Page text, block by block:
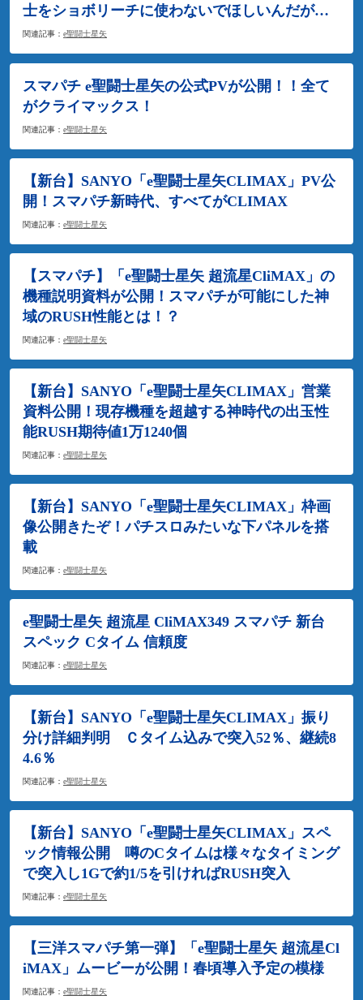
士をショボリーチに使わないでほしいんだが…
関連記事： e聖闘士星矢
スマパチ e聖闘士星矢の公式PVが公開！！全て
がクライマックス！
関連記事： e聖闘士星矢
【新台】SANYO「e聖闘士星矢CLIMAX」PV公
開！スマパチ新時代、すべてがCLIMAX
関連記事： e聖闘士星矢
【スマパチ】「e聖闘士星矢 超流星CliMAX」の
機種説明資料が公開！スマパチが可能にした神
域のRUSH性能とは！？
関連記事： e聖闘士星矢
【新台】SANYO「e聖闘士星矢CLIMAX」営業
資料公開！現存機種を超越する神時代の出玉性
能RUSH期待値1万1240個
関連記事： e聖闘士星矢
【新台】SANYO「e聖闘士星矢CLIMAX」枠画
像公開きたぞ！パチスロみたいな下パネルを搭
載
関連記事： e聖闘士星矢
e聖闘士星矢 超流星 CliMAX349 スマパチ 新台
スペック Cタイム 信頼度
関連記事： e聖闘士星矢
【新台】SANYO「e聖闘士星矢CLIMAX」振り
分け詳細判明 Ｃタイム込みで突入52％、継続8
4.6％
関連記事： e聖闘士星矢
【新台】SANYO「e聖闘士星矢CLIMAX」スペ
ック情報公開 噂のCタイムは様々なタイミング
で突入し1Gで約1/5を引ければRUSH突入
関連記事： e聖闘士星矢
【三洋スマパチ第一弾】「e聖闘士星矢 超流星Cl
iMAX」ムービーが公開！春頃導入予定の模様
関連記事： e聖闘士星矢